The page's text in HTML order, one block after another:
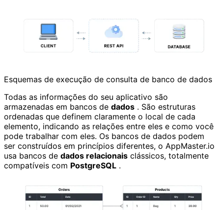
Esquemas de execução de consulta de banco de dados
Todas as informações do seu aplicativo são
armazenadas em bancos de dados . São estruturas
ordenadas que definem claramente o local de cada
elemento, indicando as relações entre eles e como você
pode trabalhar com eles. Os bancos de dados podem
ser construídos em princípios diferentes, o AppMaster.io
usa bancos de dados relacionais clássicos, totalmente
compatíveis com PostgreSQL .